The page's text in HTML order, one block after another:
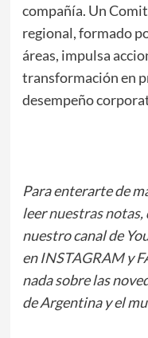
compañía. Un
regional, formado
áreas, impulsa
transformación en
desempeño
Para enterarte de
leernuestras notas,
nuestro canal de
enINSTAGRAMy
nada sobre las
de Argentina y el